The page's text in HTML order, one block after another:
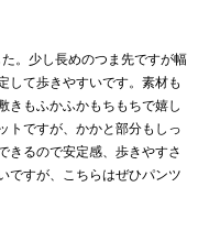
。少し長めのつま先ですが幅
して歩きやすいです。素材も
きもふかふかもちもちで嬉し
トですが、かかと部分もしっ
きるので安定感、歩きやすさ
ですが、こちらはぜひパンツ